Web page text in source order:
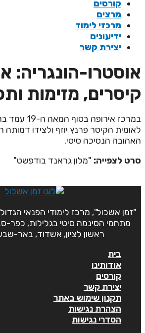
קורסים
מרצים
מרכזי לימוד
ידיעונים
יצירת קשר
הונגריה:
מזימות
במרכז אירופה
הקיסר פרנץ יוזף ולצידו דמותה
הנסיכה סיסי.
לצפייה:"מלון גראנד בודפשט"
"זמן אשכול", מרכז לימודי הפנאי
מתחמי הסינמה סיטי בגלילות, כפר-
ראשון לציון, אשדוד, באר-שבע
בית
אודותינו
קורסים
יצירת קשר
תקנון שימוש באתר
הצהרת נגישות
הסדרי נגישות